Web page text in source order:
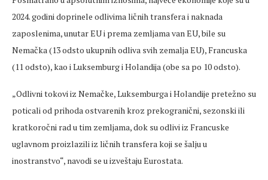
2024. godinidoprinele odlivima ličnih transfera i naknada
zaposlenima, unutar EU i prema zemljama van EU, bile su
Nemačka (13 odsto ukupnih odliva svih zemalja EU), Francuska
(11 odsto), kao i Luksemburg i Holandija (obe sa po 10 odsto).
„Odlivnitokovi iz Nemačke, Luksemburga i Holandije pretežno su
poticali od prihoda ostvarenih kroz prekogranični, sezonski ili
kratkoročni rad u tim zemljama, dok su odlivi iz Francuske
uglavnom proizlazili iz ličnih transfera koji se šalju u
inostranstvo“, navodi se u izveštajuEurostata.